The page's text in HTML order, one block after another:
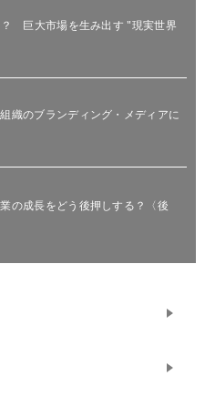
巨大市場を生み出す "現実世界
織のブランディング・メディアに
の成長をどう後押しする？〈後